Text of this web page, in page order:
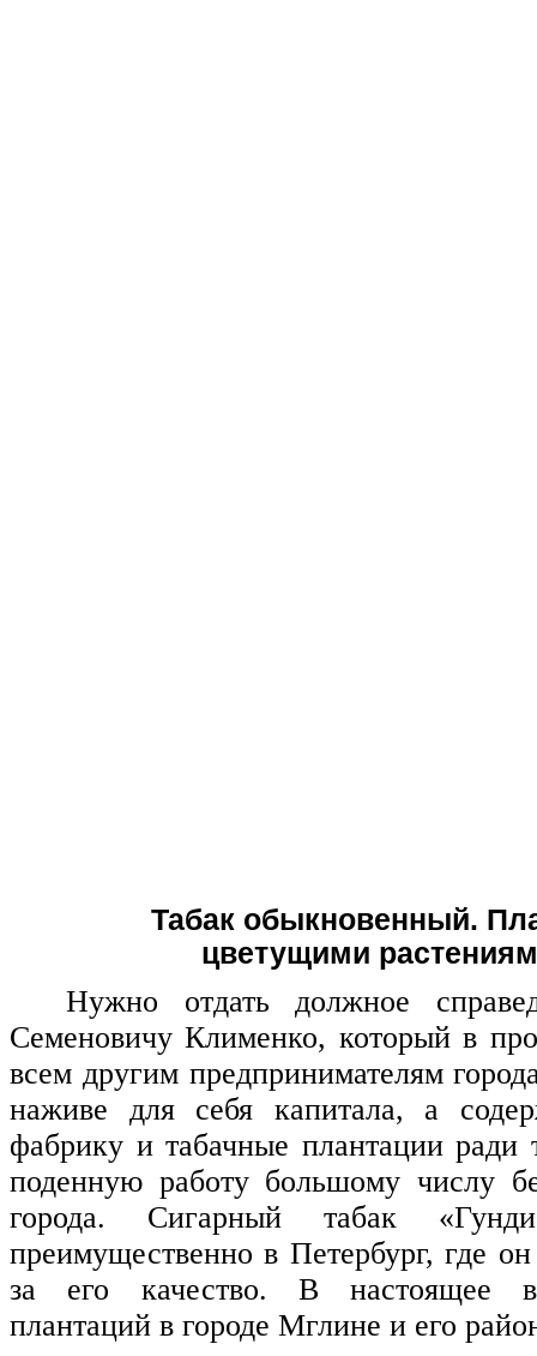
Табак обыкновенный.
цветущими
Нужно отдать должное
Семеновичу Клименко, который в
всем другим предпринимателям
наживе для себя капитала, а
фабрику и табачные плантации ради
поденную работу большому числу
города. Сигарный табак
преимущественно в Петербург, где
за его качество. В настоящее
плантаций в городе Мглине и его